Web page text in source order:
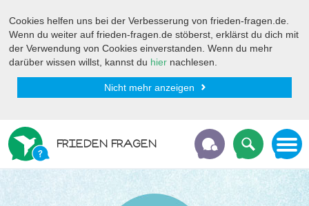
Cookies helfen uns bei der Verbesserung von frieden-fragen.de.
Wenn du weiter auf frieden-fragen.de stöberst, erklärst du dich mit
der Verwendung von Cookies einverstanden. Wenn du mehr
darüber wissen willst, kannst du hier nachlesen.
Nicht mehr anzeigen
FRIEDEN FRAGEN